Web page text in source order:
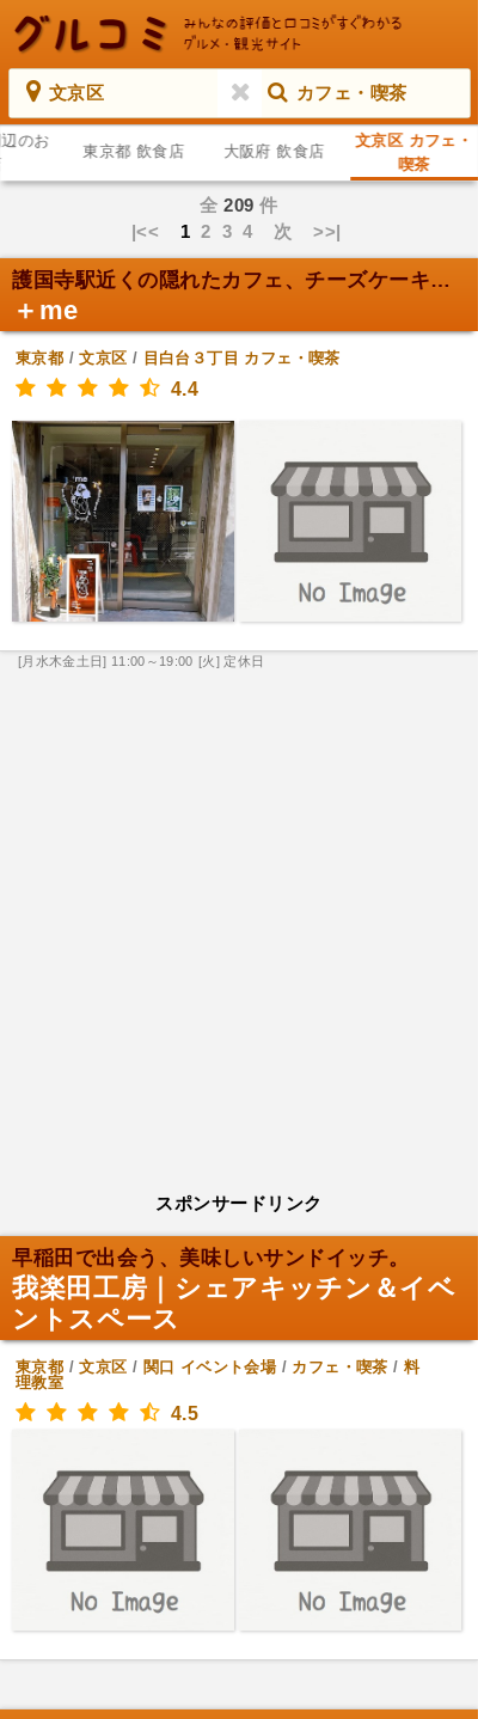
文京区 カフェ・喫茶
のお
東京都 飲食店 大阪府 飲食店
文京区 カフェ・
喫茶
全209 件
|<< 12 3 4 次 >>|
護国寺駅近くの隠れたカフェ、チーズケーキ絶品！
＋me
東京都 /文京区 / 目白台３丁目 カフェ・喫茶
4.4
[月水木金土日] 11:00～19:00 [火] 定休日
スポンサードリンク
早稲田で出会う、美味しいサンドイッチ。
我楽田工房｜シェアキッチン＆イベ
ントスペース
東京都 /文京区 / 関口 イベント会場/ カフェ・喫茶 / 料
理教室
4.5